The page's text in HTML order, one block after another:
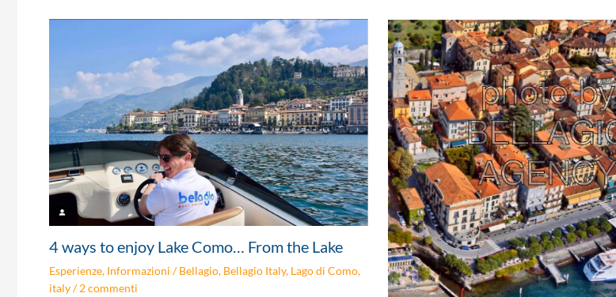
4 ways to enjoy Lake Como… From the Lake
Esperienze, Informazioni /Bellagio, Bellagio Italy, Lago di Como,
italy/2 commenti